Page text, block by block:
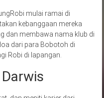
mulai ramai di
kebanggaan mereka
dan membawa nama klub di
dari para Bobotoh di
Robi di lapangan.